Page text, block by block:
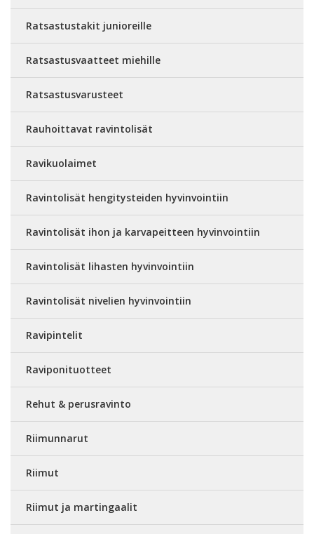
Ratsastustakit junioreille
Ratsastusvaatteet miehille
Ratsastusvarusteet
Rauhoittavat ravintolisät
Ravikuolaimet
Ravintolisät hengitysteiden hyvinvointiin
Ravintolisät ihon ja karvapeitteen hyvinvointiin
Ravintolisät lihasten hyvinvointiin
Ravintolisät nivelien hyvinvointiin
Ravipintelit
Raviponituotteet
Rehut & perusravinto
Riimunnarut
Riimut
Riimut ja martingaalit